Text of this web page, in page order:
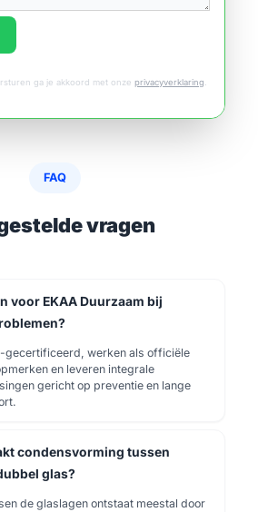
ga je akkoord met onze privacyverklaring
FAQ
vragen
voor EKAA Duurzaam bij
gecertificeerd, werken als officiële
en leveren integrale
gericht op preventie en lange
condensvorming tussen
glas?
de glaslagen ontstaat meestal door